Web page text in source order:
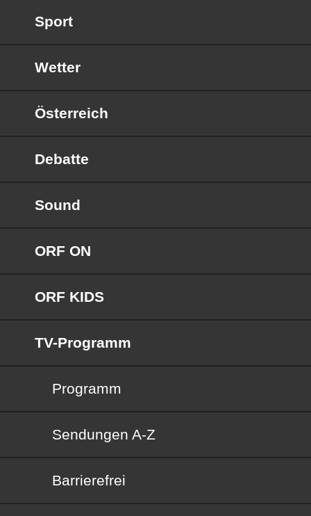
Sport
Wetter
Österreich
Debatte
Sound
ORF ON
ORF KIDS
TV-Programm
Programm
Sendungen von A bis Z
Sendungen A-Z
Barrierefrei
Barrierefrei